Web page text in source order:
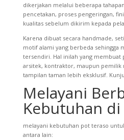
dikerjakan melalui beberapa
pencetakan, proses pengeringan,
kualitas sebelum dikirim kepada
Karena dibuat secara handmade,
motif alami yang berbeda sehingga
tersendiri. Hal inilah yang membuat
arsitek, kontraktor, maupun pemilik
tampilan taman lebih eksklusif.
Melayani
Kebutuhan
melayani kebutuhan pot teraso
antara lain: